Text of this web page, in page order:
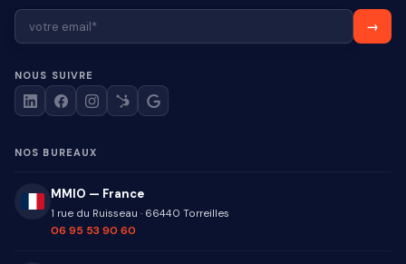
NOUS SUIVRE
NOS BUREAUX
MMIO — France
1 rue du Ruisseau · 66440 Torreilles
06 95 53 90 60